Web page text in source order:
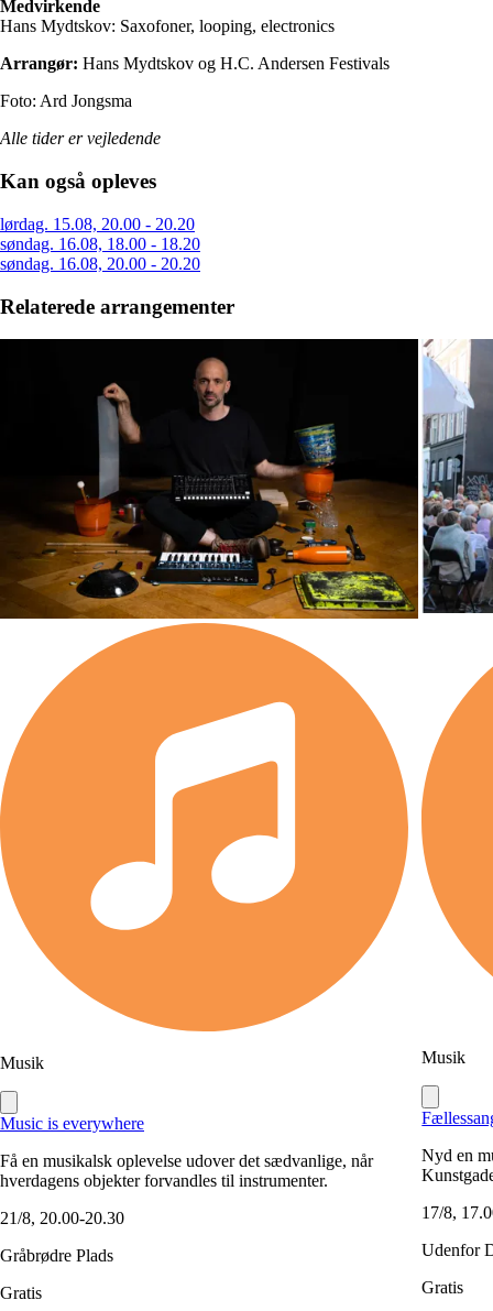
Medvirkende
Hans Mydtskov: Saxofoner, looping, electronics
Arrangør: Hans Mydtskov og H.C. Andersen Festivals
Foto: Ard Jongsma
Alle tider er vejledende
Kan også opleves
lørdag. 15.08, 20.00 - 20.20
søndag. 16.08, 18.00 - 18.20
søndag. 16.08, 20.00 - 20.20
Relaterede arrangementer
Musik
Music is everywhere
Få en musikalsk oplevelse udover det sædvanlige, når
hverdagens objekter forvandles til instrumenter.
21/8, 20.00-20.30
Gråbrødre Plads
Gratis
Musik
Nyd en
17/8,
Udenfor
Gratis